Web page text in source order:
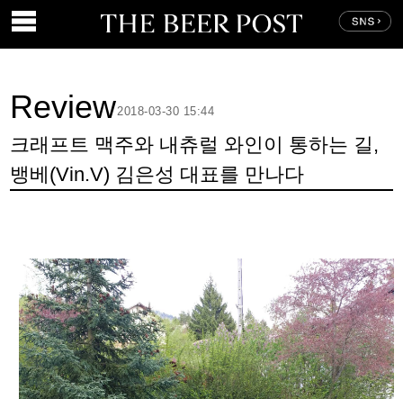
Review
크래프트 맥주와 내츄럴 와인이 통하는 길,
뱅베(Vin.V) 김은성 대표를 만나다
2018-03-30 15:44